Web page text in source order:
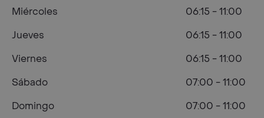
Miércoles
06:15 - 11:00
Jueves
06:15 - 11:00
Viernes
06:15 - 11:00
Sábado
07:00 - 11:00
Domingo
07:00 - 11:00